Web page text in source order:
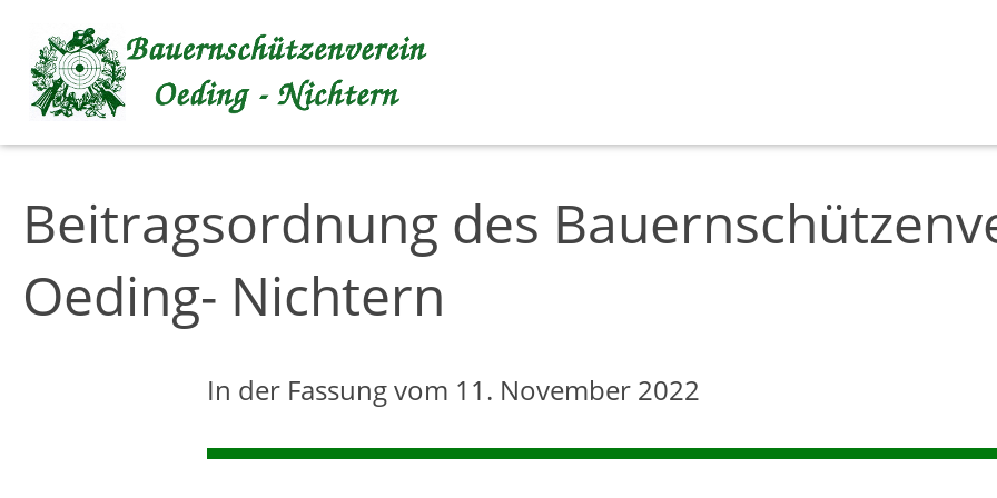
Inhalt anspringen
Beitragsordnung des
Oeding- Nichtern
In der Fassung vom 11. November 2022